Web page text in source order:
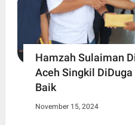
Hamzah Sulaiman
Aceh Singkil
Baik
November 15, 2024